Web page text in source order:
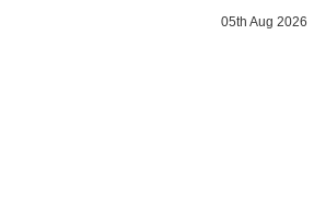
05th Aug 2026